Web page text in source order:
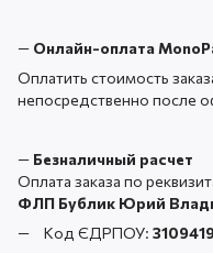
— Онлайн-оплата
Оплатить стоимость
непосредственно после
— Безналичный расчет
Оплата заказа по
ФЛП Бублик Юрий
Код ЄДРПОУ: